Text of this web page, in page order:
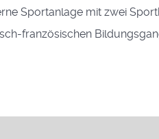
Sportanlage mit zwei
französischen